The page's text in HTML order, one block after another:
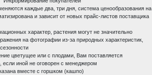
каждые два, три дня, система ценообразования на
и зависит от новых прайс-листов поставщика
характер, растения могут не значительно
на фотографии из-за природных характеристик,
цветущее или с плодами, Вам поставляется
если иной не оговорен с менеджером
вместе с горшком (кашпо)